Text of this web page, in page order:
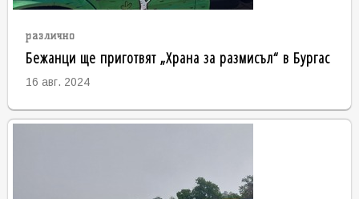
различно
Бежанци ще приготвят „Храна за размисъл“ в Бургас
16 авг. 2024